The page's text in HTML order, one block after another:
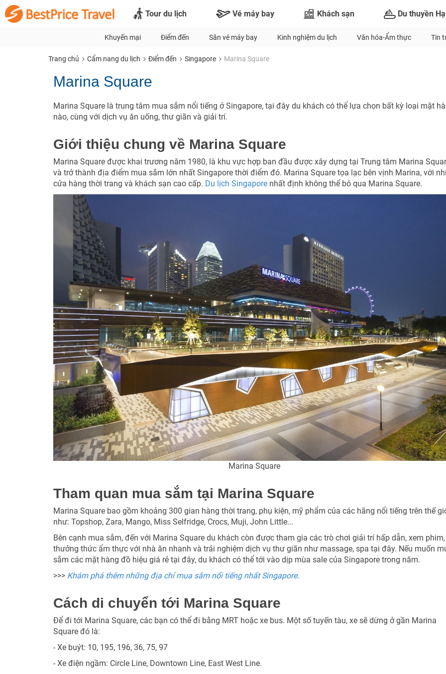
Tour du lịch Vé máy bay Khách sạn Du thuyền
Khuyến mại Điểm đến Săn vé máy bay Kinh nghiệm du lịch Văn hóa-Ẩm thực Tin
Trang chủ Cẩm nang du lịch Điểm đến Singapore Marina Square
Marina Square
Marina Square là trung tâm mua sắm nổi tiếng ở Singapore, tại đây du khách có thể lựa chọn bất kỳ loại mặt
nào, cùng với dịch vụ ăn uống, thư giãn và giải trí.
Giới thiệu chung về Marina Square
Marina Square được khai trương năm 1980, là khu vực hợp ban đầu được xây dựng tại Trung tâm Marina
và trở thành địa điểm mua sắm lớn nhất Singapore thời điểm đó. Marina Square tọa lạc bên vịnh Marina, với
cửa hàng thời trang và khách sạn cao cấp. Du lịch Singapore nhất định không thể bỏ qua Marina Square.
Marina Square
Tham quan mua sắm tại Marina Square
Marina Square bao gồm khoảng 300 gian hàng thời trang, phụ kiện, mỹ phẩm của các hãng nổi tiếng trên thế
như: Topshop, Zara, Mango, Miss Selfridge, Crocs, Muji, John Little...
Bên cạnh mua sắm, đến với Marina Square du khách còn được tham gia các trò chơi giải trí hấp dẫn, xem phim,
thưởng thức ẩm thực với nhà ăn nhanh và trải nghiệm dịch vụ thư giãn như massage, spa tại đây. Nếu muốn
sắm các mặt hàng đồ hiệu giá rẻ tại đây, du khách có thể tới vào dịp mùa sale của Singapore trong năm.
>>> Khám phá thêm những địa chỉ mua sắm nổi tiếng nhất Singapore.
Cách di chuyển tới Marina Square
Để đi tới Marina Square, các bạn có thể đi bằng MRT hoặc xe bus. Một số tuyến tàu, xe sẽ dừng ở gần Marina
Square đó là:
- Xe buýt: 10, 195, 196, 36, 75, 97
- Xe điện ngầm: Circle Line, Downtown Line, East West Line.
Nhận ưu đãi ngay!
TƯ VẤN NGAY